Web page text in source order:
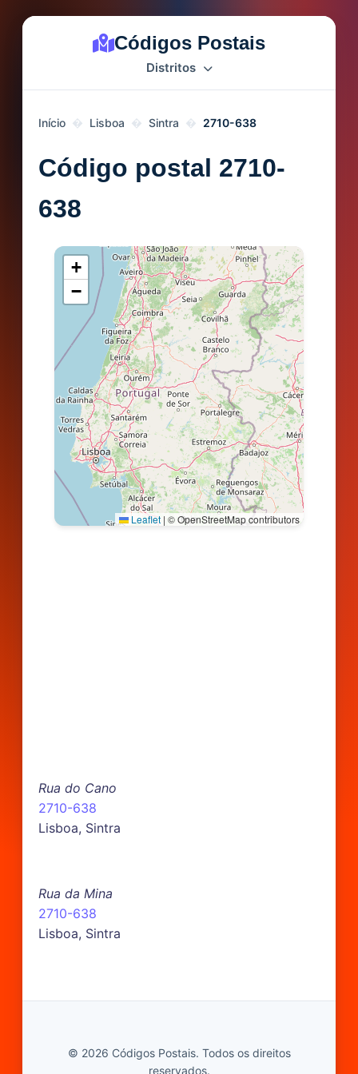
Códigos Postais
Distritos
Início Lisboa Sintra 2710-638
Código postal 2710-
638
+
−
Leaflet | © OpenStreetMap contributors
Rua do Cano
2710-638
Lisboa, Sintra
Rua da Mina
2710-638
Lisboa, Sintra
© 2026 Códigos Postais. Todos os direitos
reservados.